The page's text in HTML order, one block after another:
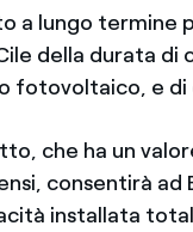
a lungo termine
della durata
fotovoltaico, e di
che ha un
consentirà ad
installata